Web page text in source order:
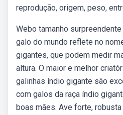
reprodução, origem, peso,
Webo tamanho
galo do mundo reflete no
gigantes, que podem medir
altura. O maior e melhor
galinhas índio gigante são
com galos da raça índio
boas mães. Ave forte,